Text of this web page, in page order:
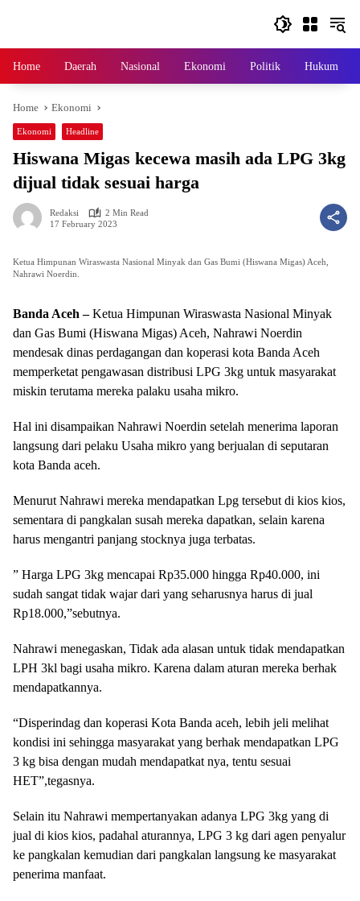
Home Daerah Nasional Ekonomi Politik Hukum
Home Ekonomi
Ekonomi Headline
Hiswana Migas kecewa masih ada LPG 3kg
dijual tidak sesuai harga
Redaksi
2 Min Read
17 February 2023
Ketua Himpunan Wiraswasta Nasional Minyak dan Gas Bumi (Hiswana Migas) Aceh,
Nahrawi Noerdin.
Banda Aceh –Ketua Himpunan Wiraswasta Nasional Minyak
dan Gas Bumi (Hiswana Migas) Aceh, Nahrawi Noerdin
mendesak dinas perdagangan dan koperasi kota Banda Aceh
memperketat pengawasan distribusi LPG 3kg untuk masyarakat
miskin terutama mereka palaku usaha mikro.
Hal ini disampaikan Nahrawi Noerdin setelah menerima laporan
langsung dari pelaku Usaha mikro yang berjualan di seputaran
kota Banda aceh.
Menurut Nahrawi mereka mendapatkan Lpg tersebut di kios kios,
sementara di pangkalan susah mereka dapatkan, selain karena
harus mengantri panjang stocknya juga terbatas.
” Harga LPG 3kg mencapai Rp35.000 hingga Rp40.000, ini
sudah sangat tidak wajar dari yang seharusnya harus di jual
Rp18.000,”sebutnya.
Nahrawi menegaskan, Tidak ada alasan untuk tidak mendapatkan
LPH 3kl bagi usaha mikro. Karena dalam aturan mereka berhak
mendapatkannya.
“Disperindag dan koperasi Kota Banda aceh, lebih jeli melihat
kondisi ini sehingga masyarakat yang berhak mendapatkan LPG
3 kg bisa dengan mudah mendapatkat nya, tentu sesuai
HET”,tegasnya.
Selain itu Nahrawi mempertanyakan adanya LPG 3kg yang di
jual di kios kios, padahal aturannya, LPG 3 kg dari agen penyalur
ke pangkalan kemudian dari pangkalan langsung ke masyarakat
penerima manfaat.